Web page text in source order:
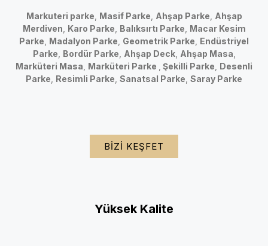
Markuteri parke, Masif Parke, Ahşap Parke, Ahşap
Merdiven, Karo Parke, Balıksırtı Parke, Macar Kesim
Parke, Madalyon Parke, Geometrik Parke, Endüstriyel
Parke, Bordür Parke, Ahşap Deck, Ahşap Masa,
Marküteri Masa, Marküteri Parke , Şekilli Parke, Desenli
Parke, Resimli Parke, Sanatsal Parke, Saray Parke
BIZI KEŞFET
Yüksek Kalite